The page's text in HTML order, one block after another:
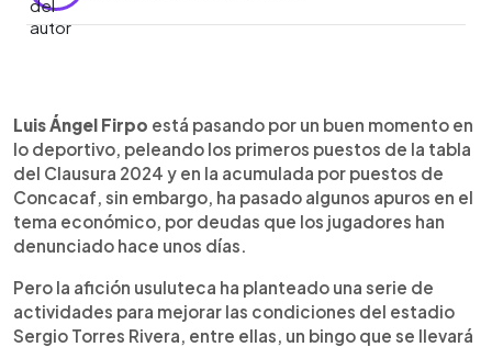
Escuchar artículo
Luis Ángel Firpo está pasando por un buen momento en
lo deportivo, peleando los primeros puestos de la tabla
del Clausura 2024 y en la acumulada por puestos de
Concacaf, sin embargo, ha pasado algunos apuros en el
tema económico, por deudas que los jugadores han
denunciado hace unos días.
Pero la afición usuluteca ha planteado una serie de
actividades para mejorar las condiciones del estadio
Sergio Torres Rivera, entre ellas, un bingo que se llevará